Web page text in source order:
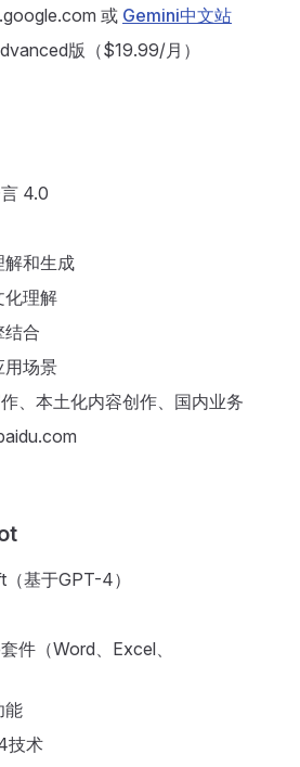
或 Gemini中文站
版（$19.99/月）
4.0
解和生成
化理解
结合
用场景
作、本土化内容创作、国内业务
（基于GPT-4）
件（Word、Excel、
能
技术